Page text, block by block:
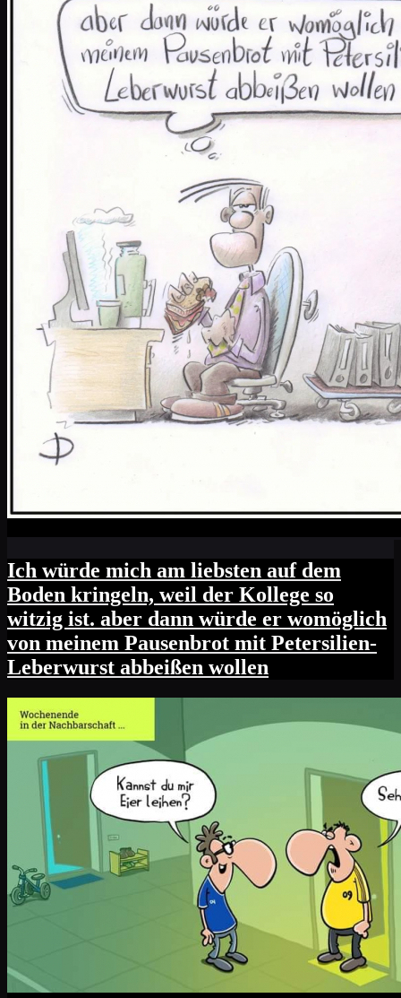
Ich würde mich am liebsten auf dem
Boden kringeln, weil der Kollege so
witzig ist. aber dann würde er womöglich
von meinem Pausenbrot mit Petersilien-
Leberwurst abbeißen wollen